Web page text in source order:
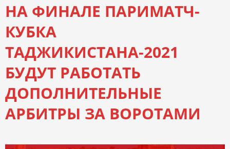
НА ФИНАЛЕ ПАРИМАТЧ-
КУБКА
ТАДЖИКИСТАНА-2021
БУДУТ РАБОТАТЬ
ДОПОЛНИТЕЛЬНЫЕ
АРБИТРЫ ЗА ВОРОТАМИ